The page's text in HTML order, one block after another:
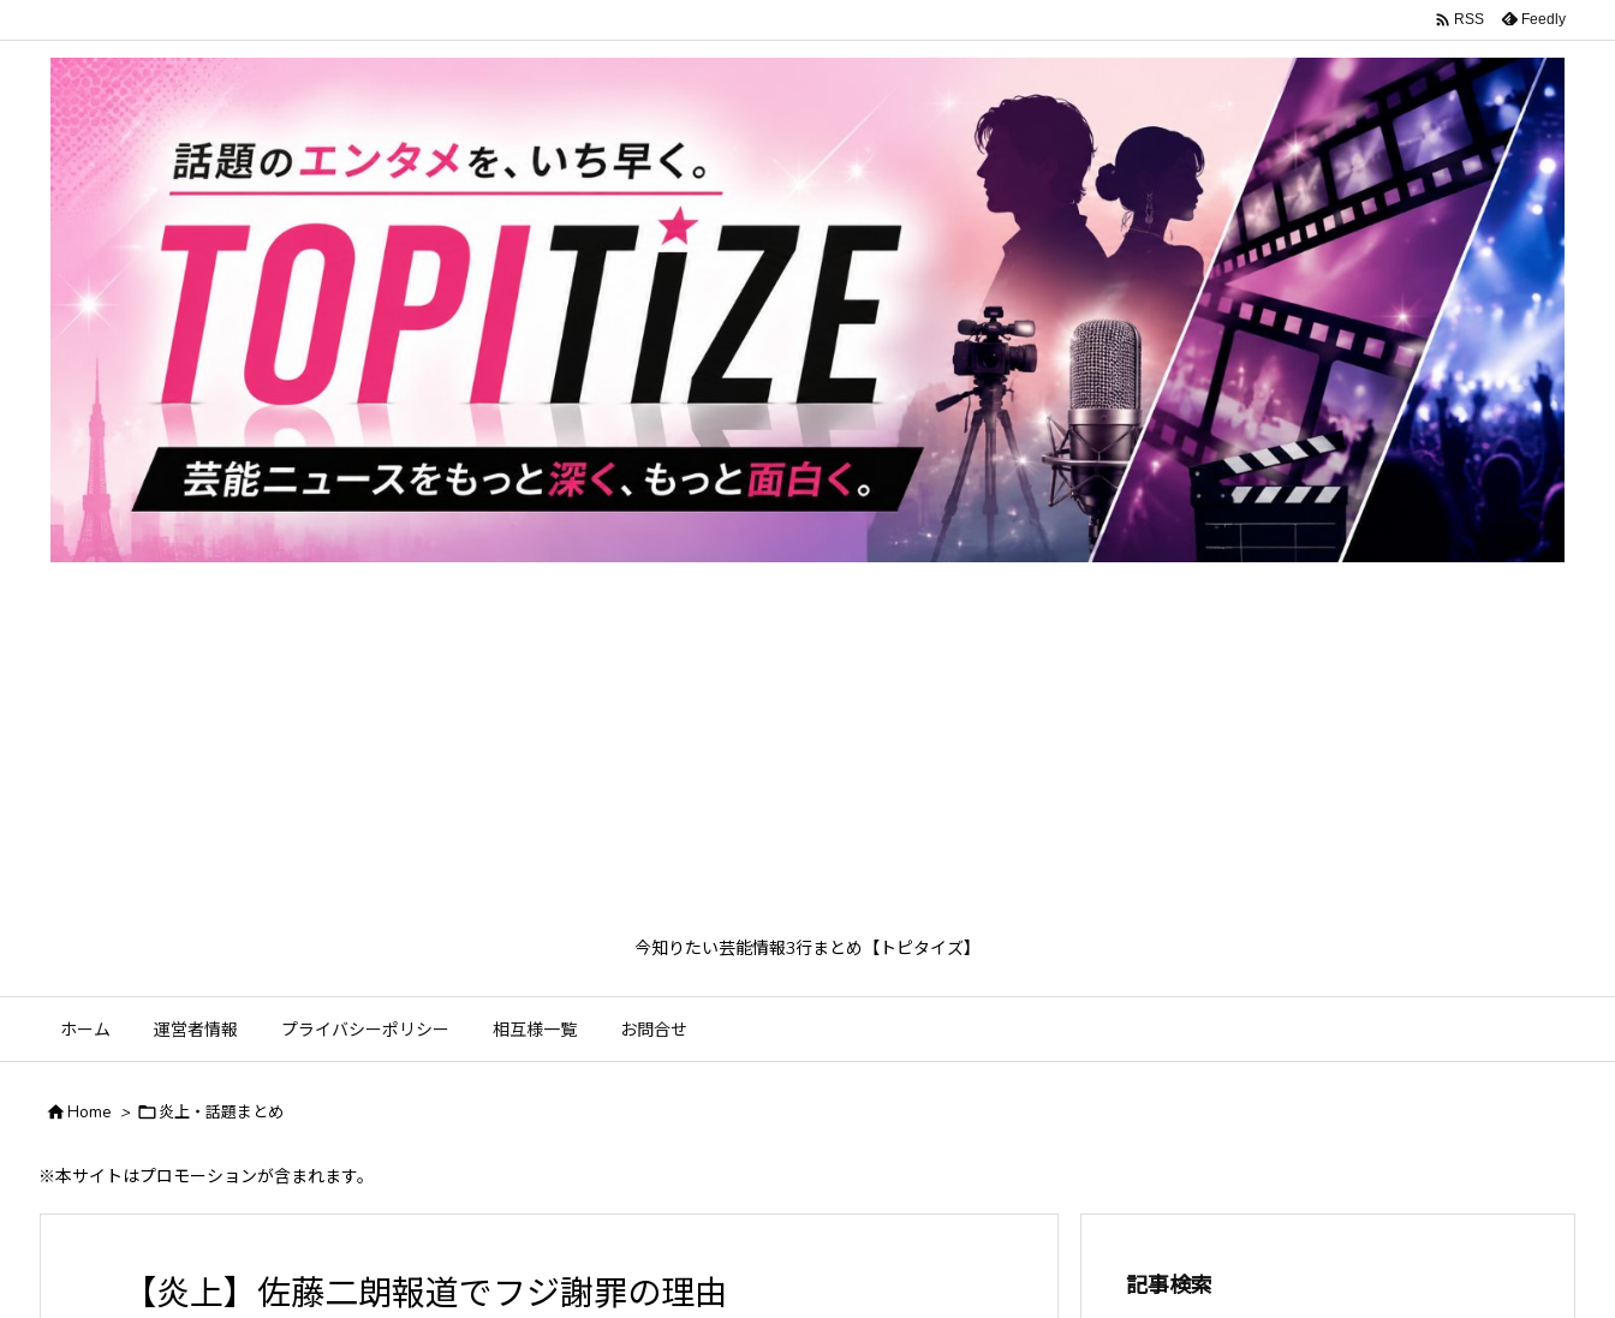
今知りたい芸能情報3行まとめ【トピタイズ】
ホーム 運営者情報 プライバシーポリシー 相互様一覧 お問合せ
 RSS Feedly
Home > 炎上・話題まとめ
※本サイトはプロモーションが含まれます。
【炎上】佐藤二朗報道でフジ謝罪の理由 記事検索